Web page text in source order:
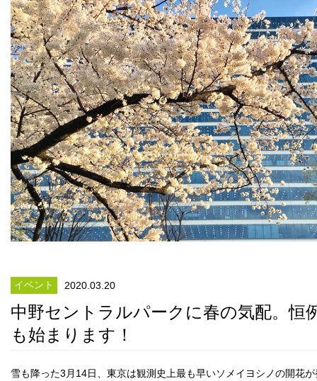
イベント 2020.03.20
中野セントラルパークに春の気配。恒
も始まります！
雪も降った3月14日、東京は観測史上最も早いソメイヨシノの開花